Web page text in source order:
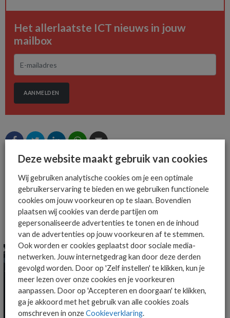
Het allerlaatste ICT nieuws in jouw
mailbox
AANMELDEN
MEER OVER CHANNELCONNECT MKB ROB DE KLEIJNEN
MEER ALGEMEEN IT NIEUWS NIEUWS
Deze website maakt gebruik van cookies
Wij gebruiken analytische cookies om je een optimale
gebruikerservaring te bieden en we gebruiken functionele
cookies om jouw voorkeuren op te slaan. Bovendien
plaatsen wij cookies van derde partijen om
gepersonaliseerde advertenties te tonen en de inhoud
van de advertenties op jouw voorkeuren af te stemmen.
Ook worden er cookies geplaatst door sociale media-
netwerken. Jouw internetgedrag kan door deze derden
gevolgd worden. Door op 'Zelf instellen' te klikken, kun je
meer lezen over onze cookies en je voorkeuren
aanpassen. Door op 'Accepteren en doorgaan' te klikken,
ga je akkoord met het gebruik van alle cookies zoals
omschreven in onzeCookieverklaring.